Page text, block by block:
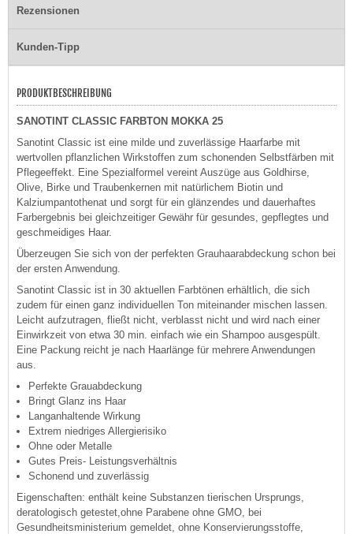
Rezensionen
Kunden-Tipp
PRODUKTBESCHREIBUNG
SANOTINT CLASSIC FARBTON MOKKA 25
Sanotint Classic ist eine milde und zuverlässige Haarfarbe mit
wertvollen pflanzlichen Wirkstoffen zum schonenden Selbstfärben mit
Pflegeeffekt. Eine Spezialformel vereint Auszüge aus Goldhirse,
Olive, Birke und Traubenkernen mit natürlichem Biotin und
Kalziumpantothenat und sorgt für ein glänzendes und dauerhaftes
Farbergebnis bei gleichzeitiger Gewähr für gesundes, gepflegtes und
geschmeidiges Haar.
Überzeugen Sie sich von der perfekten Grauhaarabdeckung schon bei
der ersten Anwendung.
Sanotint Classic ist in 30 aktuellen Farbtönen erhältlich, die sich
zudem für einen ganz individuellen Ton miteinander mischen lassen.
Leicht aufzutragen, fließt nicht, verblasst nicht und wird nach einer
Einwirkzeit von etwa 30 min. einfach wie ein Shampoo ausgespült.
Eine Packung reicht je nach Haarlänge für mehrere Anwendungen
aus.
Perfekte Grauabdeckung
Bringt Glanz ins Haar
Langanhaltende Wirkung
Extrem niedriges Allergierisiko
Ohne oder Metalle
Gutes Preis- Leistungsverhältnis
Schonend und zuverlässig
Eigenschaften: enthält keine Substanzen tierischen Ursprungs,
deratologisch getestet,ohne Parabene ohne GMO, bei
Gesundheitsministerium gemeldet, ohne Konservierungsstoffe,